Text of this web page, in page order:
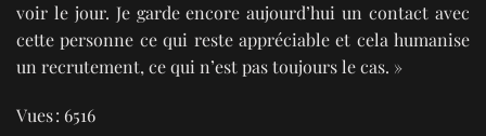
voir le jour. Je garde encore aujourd’hui un contact avec
cette personne ce qui reste appréciable et cela humanise
un recrutement, ce qui n’est pas toujours le cas. »
Vues : 6516